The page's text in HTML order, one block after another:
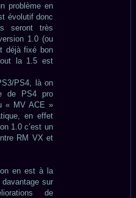
problème en
évolutif donc
seront très
1.0 (ou
déjà fixé bon
la 1.5 est
PS4, là on
de PS4 pro
« MV ACE »
en effet
1.0 c’est un
RM VX et
on en est à la
sur
de